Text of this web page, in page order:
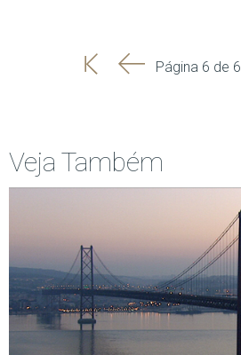
'
'
Página 6 de 6
Veja Também